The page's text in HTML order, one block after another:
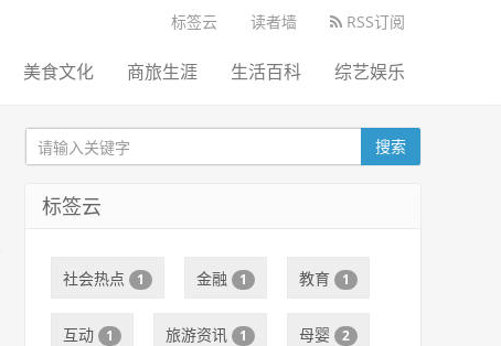
标签云 读者墙 RSS订阅
美食文化 商旅生涯 生活百科 综艺娱乐
搜索
标签云
社会热点 1 金融 1 教育 1
互动 1 旅游资讯 1 母婴 2